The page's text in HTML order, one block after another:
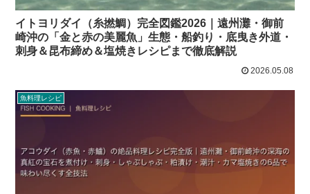
イトヨリダイ（糸撚鯛）完全図鑑2026｜遠州灘・御前
崎沖の「金と赤の美麗魚」生態・船釣り・底曳き外道・
刺身＆昆布締め＆塩焼きレシピまで徹底解説
2026.05.08
魚料理レシピ